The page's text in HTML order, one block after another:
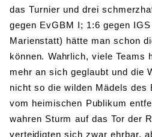
das Turnier und drei
gegen EvGBM I; 1:6 gegen
Marienstatt) hätte man schon
können. Wahrlich, viele Teams
mehr an sich geglaubt und die
nicht so die wilden Mädels des
vom heimischen Publikum
wahren Sturm auf das Tor der
verteidigten sich zwar ehrbar,